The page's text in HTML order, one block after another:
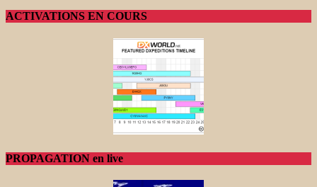
ACTIVATIONS EN COURS
PROPAGATION en live